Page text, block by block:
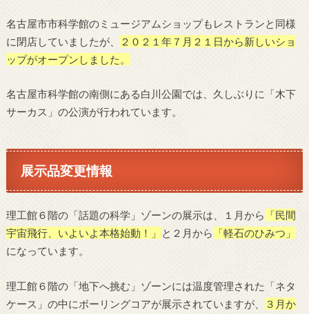
名古屋市市科学館のミュージアムショップもレストランと同様
に閉店していましたが、
２０２１年７月２１日から新しいショ
ップがオープンしました。
名古屋市科学館の南側にある白川公園では、久しぶりに「木下
サーカス」の公演が行われています。
展示品変更情報
理工館６階の「話題の科学」ゾーンの展示は、１月から
「民間
宇宙飛行、いよいよ本格始動！」
と２月から 「軽石のひみつ 」
になっています。
理工館６階の「地下へ挑む」ゾーンには温度管理された「ネタ
ケース」の中にボーリングコアが展示されていますが、
３月か